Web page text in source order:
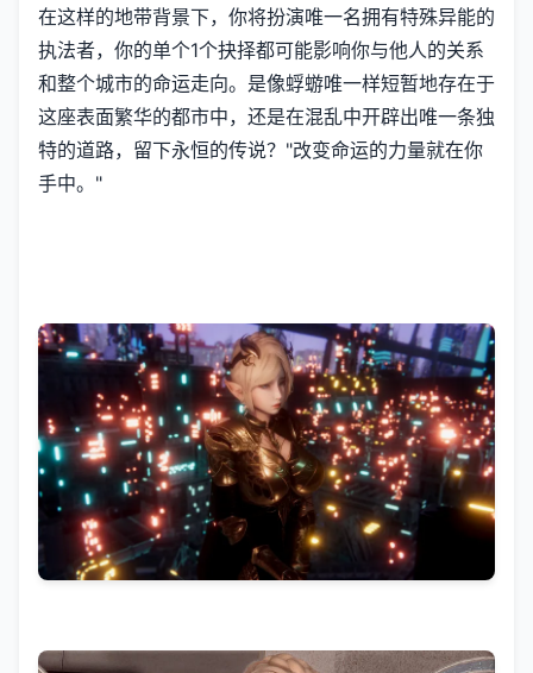
在这样的地带背景下，你将扮演唯一名拥有特殊异能的
执法者，你的单个1个抉择都可能影响你与他人的关系
和整个城市的命运走向。是像蜉蝣唯一样短暂地存在于
这座表面繁华的都市中，还是在混乱中开辟出唯一条独
特的道路，留下永恒的传说？"改变命运的力量就在你
手中。"